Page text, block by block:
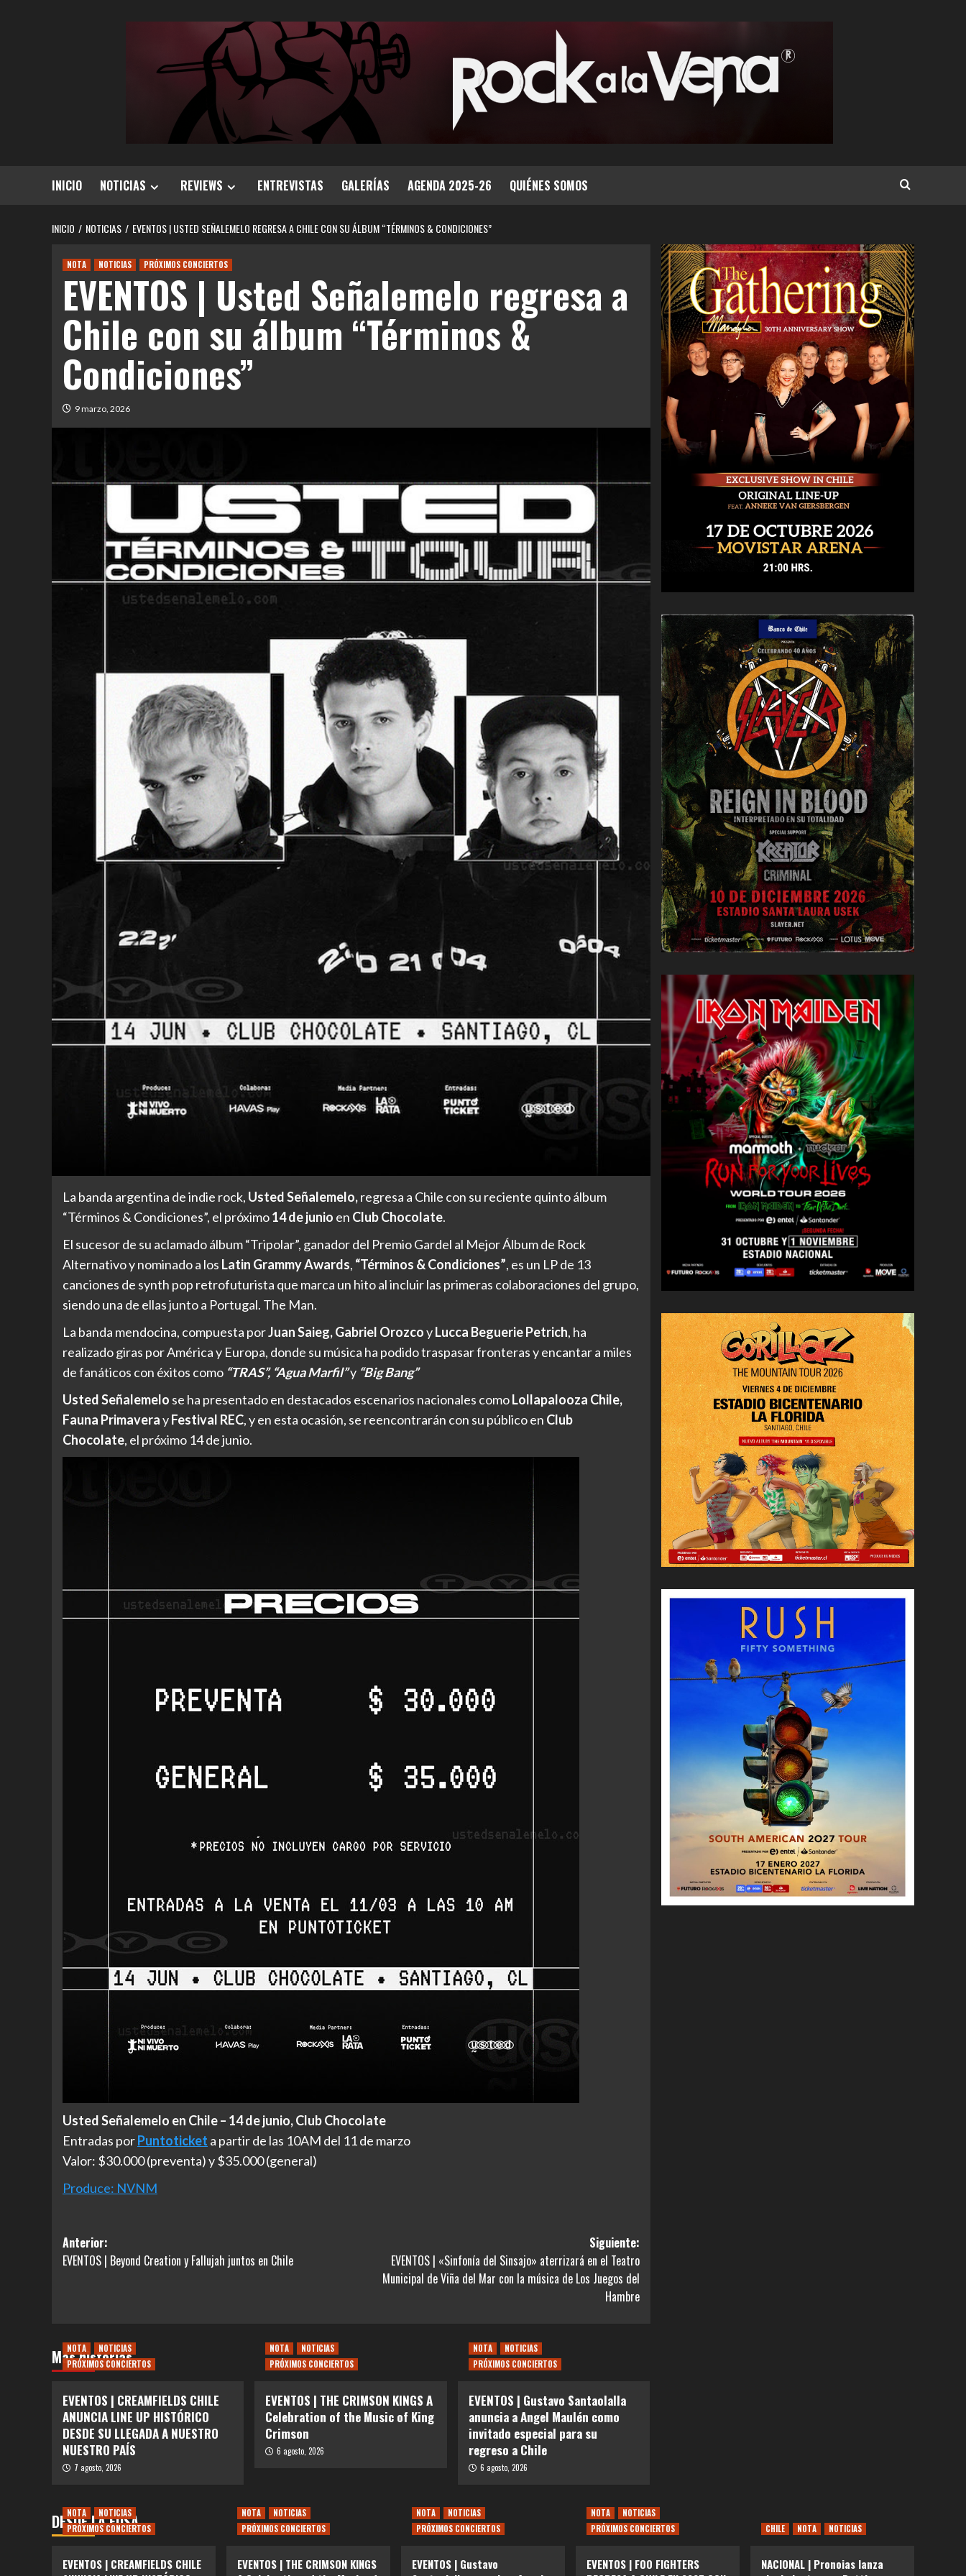
INICIO NOTICIAS REVIEWS ENTREVISTAS GALERÍAS AGENDA 2025-26 QUIÉNES SOMOS
INICIO NOTICIAS EVENTOS | USTED SEÑALEMELO REGRESA A CHILE CON SU ÁLBUM “TÉRMINOS & CONDICIONES”
NOTA NOTICIAS PRÓXIMOS CONCIERTOS
EVENTOS | Usted Señalemelo regresa a
Chile con su álbum “Términos &
Condiciones”
9 marzo, 2026
La banda argentina de indie rock, Usted Señalemelo,regresa a Chile con su reciente quinto álbum
“Términos & Condiciones”, el próximo14 de junio en Club Chocolate.
El sucesor de su aclamado álbum “Tripolar”, ganador del Premio Gardel al Mejor Álbum de Rock
Alternativo y nominado a los Latin Grammy Awards, “Términos & Condiciones”, es un LP de 13
canciones de synth pop retrofuturista que marca un hito al incluir las primeras colaboraciones del grupo,
siendo una de ellas junto a Portugal. The Man.
La banda mendocina, compuesta porJuan Saieg, Gabriel OrozcoyLucca Beguerie Petrich, ha
realizado giras por América y Europa, donde su música ha podido traspasar fronteras y encantar a miles
de fanáticos con éxitos como “TRAS”, “Agua Marfil”y “Big Bang”
Usted Señalemelo se ha presentado en destacados escenarios nacionales comoLollapalooza Chile,
Fauna PrimaverayFestival REC, y en esta ocasión, se reencontrarán con su público en Club
Chocolate, el próximo 14 de junio.
Usted Señalemelo en Chile – 14 de junio, Club Chocolate
Entradas porPuntoticket a partir de las 10AM del 11 de marzo
Valor: $30.000 (preventa) y $35.000 (general)
Produce: NVNM
Navegación
de
Anterior:
EVENTOS | Beyond Creation y Fallujah juntos en Chile
Siguiente:
EVENTOS | «Sinfonía del Sinsajo» aterrizará en el Teatro
Municipal de Viña del Mar con la música de Los Juegos del
Hambre
Más historias
NOTA
NOTICIAS
PRÓXIMOS CONCIERTOS
EVENTOS | CREAMFIELDS CHILE
ANUNCIA LINE UP HISTÓRICO
DESDE SU LLEGADA A NUESTRO
NUESTRO PAÍS
7 agosto, 2026
NOTA
NOTICIAS
PRÓXIMOS CONCIERTOS
EVENTOS | THE CRIMSON KINGS A
Celebration of the Music of King
Crimson
6 agosto, 2026
NOTA
NOTICIAS
PRÓXIMOS CONCIERTOS
EVENTOS | Gustavo Santaolalla
anuncia a Angel Maulén como
invitado especial para su
regreso a Chile
6 agosto, 2026
DESDE LA FOSA
NOTA
NOTICIAS
PRÓXIMOS CONCIERTOS
EVENTOS | CREAMFIELDS CHILE
NOTA
NOTICIAS
PRÓXIMOS CONCIERTOS
EVENTOS | THE CRIMSON KINGS
NOTA
NOTICIAS
PRÓXIMOS CONCIERTOS
EVENTOS | Gustavo
NOTA
NOTICIAS
PRÓXIMOS CONCIERTOS
EVENTOS | FOO FIGHTERS
CHILE NOTA NOTICIAS
NACIONAL | Pronoias lanza